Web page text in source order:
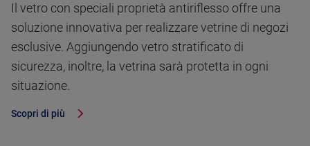
Il vetro con speciali proprietà antiriflesso offre una
soluzione innovativa per realizzare vetrine di negozi
esclusive. Aggiungendo vetro stratificato di
sicurezza, inoltre, la vetrina sarà protetta in ogni
situazione.
Scopri di più